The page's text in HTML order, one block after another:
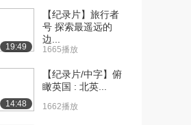
片】层层透视
14:36
片】层层透视
14:38
19:49
【纪录片】旅行者
号 探索最遥远的
边...
1665播放
14:48
【纪录片/中字】俯
瞰英国 : 北英...
1662播放